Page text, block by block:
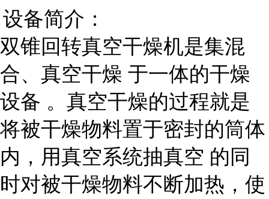
设备简介：
双锥回转真空干燥机是集混
合、 真空干燥 于一体的干燥
设备 。真空干燥的过程就是
将被干燥物料置于密封的筒体
内，用真空系统抽真空 的同
时对被干燥物料不断加热，使